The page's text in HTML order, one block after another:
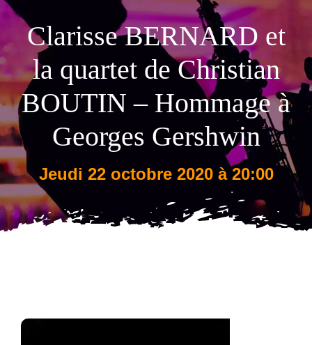
Tarifs
Clarisse BERNARD et
la quartet de Christian
BOUTIN – Hommage à
Georges Gershwin
jeudi 22 octobre 2020 à 20:00